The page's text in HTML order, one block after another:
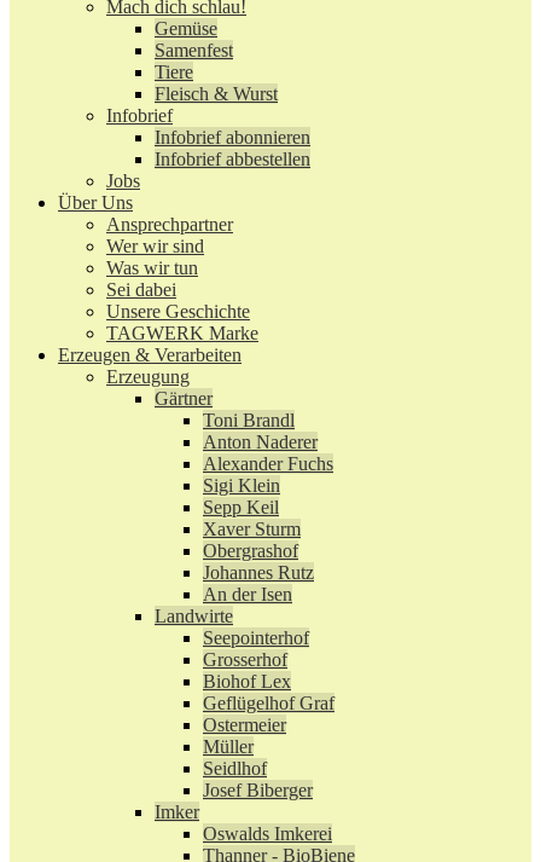
Mach dich schlau!
Gemüse
Samenfest
Tiere
Fleisch & Wurst
Infobrief
Infobrief abonnieren
Infobrief abbestellen
Jobs
Über Uns
Ansprechpartner
Wer wir sind
Was wir tun
Sei dabei
Unsere Geschichte
TAGWERK Marke
Erzeugen & Verarbeiten
Erzeugung
Gärtner
Toni Brandl
Anton Naderer
Alexander Fuchs
Sigi Klein
Sepp Keil
Xaver Sturm
Obergrashof
Johannes Rutz
An der Isen
Landwirte
Seepointerhof
Grosserhof
Biohof Lex
Geflügelhof Graf
Ostermeier
Müller
Seidlhof
Josef Biberger
Imker
Oswalds Imkerei
Thanner - BioBiene